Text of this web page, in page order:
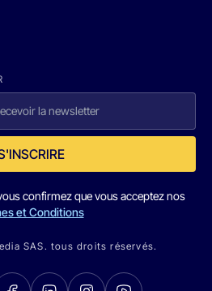
confirmez que vous acceptez nos
et Conditions
SAS. tous droits réservés.